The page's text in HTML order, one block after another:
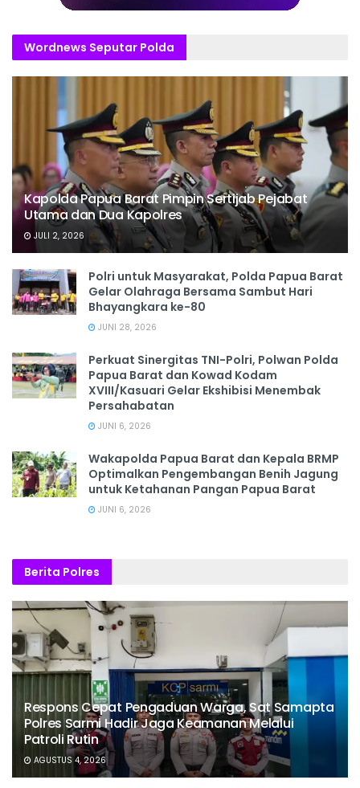
Wordnews Seputar Polda
Kapolda Papua Barat Pimpin Sertijab Pejabat
Utama dan Dua Kapolres
JULI 2, 2026
Polri untuk Masyarakat, Polda Papua Barat
Gelar Olahraga Bersama Sambut Hari
Bhayangkara ke-80
JUNI 28, 2026
‎Perkuat Sinergitas TNI-Polri, Polwan Polda
Papua Barat dan Kowad Kodam
XVIII/Kasuari Gelar Ekshibisi Menembak
Persahabatan
JUNI 6, 2026
Wakapolda Papua Barat dan Kepala BRMP
Optimalkan Pengembangan Benih Jagung
untuk Ketahanan Pangan Papua Barat
JUNI 6, 2026
Berita Polres
Respons Cepat Pengaduan Warga, Sat Samapta
Polres Sarmi Hadir Jaga Keamanan Melalui
Patroli Rutin
AGUSTUS 4, 2026